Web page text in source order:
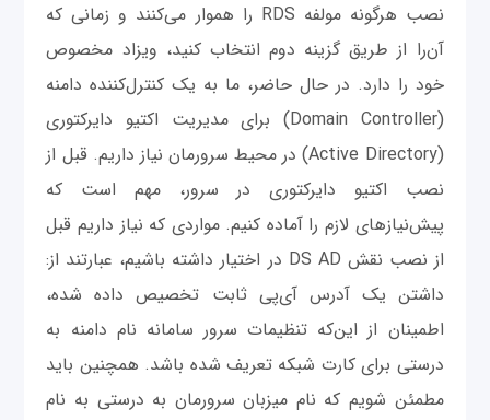
نصب هرگونه مولفه RDS را هموار می‌کنند و زمانی که
آن‌را از طریق گزینه دوم انتخاب کنید، ویزاد مخصوص
خود را دارد. در حال حاضر، ما به یک کنترل‌کننده دامنه
(Domain Controller) برای مدیریت اکتیو دایرکتوری
(Active Directory) در محیط سرورمان نیاز داریم. قبل از
نصب اکتیو دایرکتوری در سرور، مهم است که
پیش‌نیازهای لازم را آماده کنیم. مواردی که نیاز داریم قبل
از نصب نقش DS AD در اختیار داشته باشیم، عبارتند از:
داشتن یک آدرس آی‌پی ثابت تخصیص داده شده،
اطمینان از این‌که تنظیمات سرور سامانه نام دامنه به
درستی برای کارت شبکه تعریف شده باشد. همچنین باید
مطمئن شویم که نام میزبان سرورمان به درستی به نام